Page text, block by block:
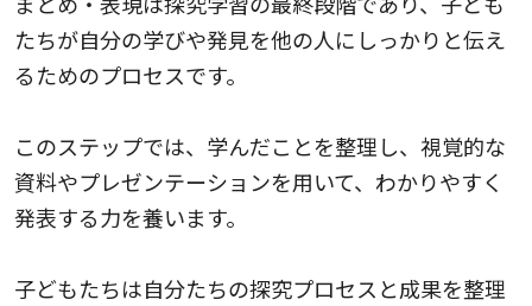
たちが自分の学びや発見を他の人にしっかりと伝え
るためのプロセスです。
このステップでは、学んだことを整理し、視覚的な
資料やプレゼンテーションを用いて、わかりやすく
発表する力を養います。
子どもたちは自分たちの探究プロセスと成果を整理